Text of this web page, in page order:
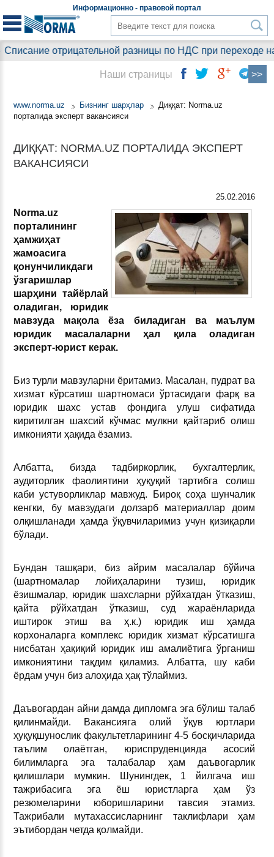
Информационно - правовой портал
отрицательной разницы по НДС при переходе
www.norma.uz Бизнинг шарҳлар
Диққат: Norma.uz
порталида эксперт вакансияси
ДИҚҚАТ: NORMA.UZ ПОРТАЛИДА ЭКСПЕРТ
ВАКАНСИЯСИ
25.02.2016
Norma.uz
порталининг
ҳамжиҳат
жамоасига
қонунчиликдаги
ўзгаришлар
шарҳини тайёрлай
оладиган, юридик
мавзуда мақола ёза биладиган ва маълум
юридик масалаларни ҳал қила оладиган
эксперт-юрист керак.
Биз турли мавзуларни ёритамиз. Масалан, пудрат ва
хизмат кўрсатиш шартномаси ўртасидаги фарқ ва
юридик шахс устав фондига улуш сифатида
киритилган шахсий кўчмас мулкни қайтариб олиш
имконияти ҳақида ёзамиз.
Албатта, бизда тадбиркорлик, бухгалтерлик,
аудиторлик фаолиятини ҳуқуқий тартибга солиш
каби устуворликлар мавжуд. Бироқ соҳа шунчалик
кенгки, бу мавзудаги долзарб материаллар доим
олқишланади ҳамда ўқувчиларимиз учун қизиқарли
бўлади.
Бундан ташқари, биз айрим масалалар бўйича
(шартномалар лойиҳаларини тузиш, юридик
ёзишмалар, юридик шахсларни рўйхатдан ўтказиш,
қайта рўйхатдан ўтказиш, суд жараёнларида
иштирок этиш ва ҳ.к.) юридик иш ҳамда
корхоналарга комплекс юридик хизмат кўрсатишга
нисбатан ҳақиқий юридик иш амалиётига ўрганиш
имкониятини тақдим қиламиз. Албатта, шу каби
ёрдам учун биз алоҳида ҳақ тўлаймиз.
Даъвогардан айни дамда дипломга эга бўлиш талаб
қилинмайди. Вакансияга олий ўқув юртлари
ҳуқуқшунослик факультетларининг 4-5 босқичларида
таълим олаётган, юриспруденцияда асосий
билимларга эга талабалар ҳам даъвогарлик
қилишлари мумкин. Шунингдек, 1 йилгача иш
тажрибасига эга ёш юристларга ҳам ўз
резюмеларини юборишларини тавсия этамиз.
Тажрибали мутахассисларнинг таклифлари ҳам
эътибордан четда қолмайди.
Наши страницы